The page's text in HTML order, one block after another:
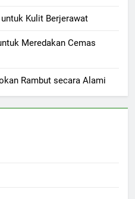
Kulit Berjerawat
Meredakan Cemas
Rambut secara Alami